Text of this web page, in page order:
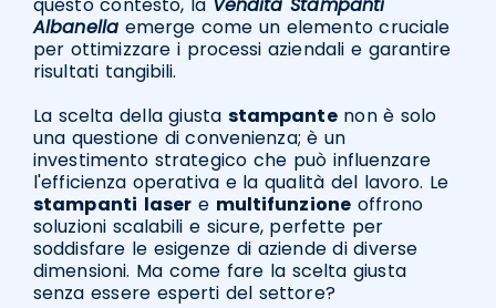
questo contesto, la Vendita Stampanti
Albanellaemerge come un elemento cruciale
per ottimizzare i processi aziendali e garantire
risultati tangibili.
La scelta della giusta stampantenon è solo
una questione di convenienza; è un
investimento strategico che può influenzare
l'efficienza operativa e la qualità del lavoro. Le
stampanti laser e multifunzioneoffrono
soluzioni scalabili e sicure, perfette per
soddisfare le esigenze di aziende di diverse
dimensioni. Ma come fare la scelta giusta
senza essere esperti del settore?